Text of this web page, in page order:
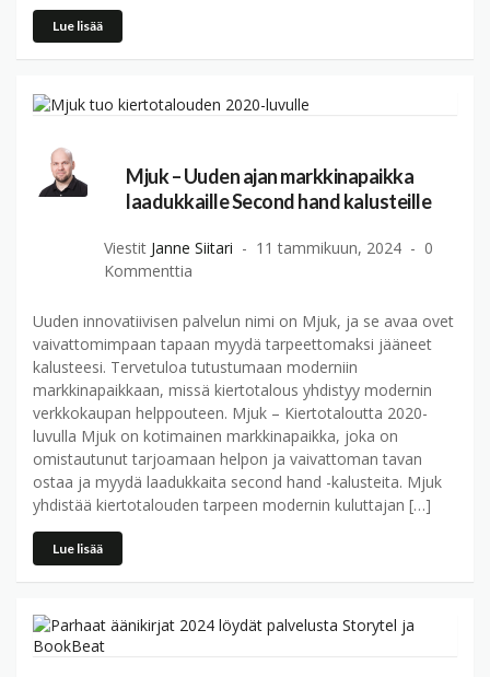
Lue lisää
Mjuk – Uuden ajan markkinapaikka
laadukkaille Second hand kalusteille
Viestit Janne Siitari 11 tammikuun, 2024
0
Kommenttia
Uuden innovatiivisen palvelun nimi on Mjuk, ja se avaa ovet
vaivattomimpaan tapaan myydä tarpeettomaksi jääneet
kalusteesi. Tervetuloa tutustumaan moderniin
markkinapaikkaan, missä kiertotalous yhdistyy modernin
verkkokaupan helppouteen. Mjuk – Kiertotaloutta 2020-
luvulla Mjuk on kotimainen markkinapaikka, joka on
omistautunut tarjoamaan helpon ja vaivattoman tavan
ostaa ja myydä laadukkaita second hand -kalusteita. Mjuk
yhdistää kiertotalouden tarpeen modernin kuluttajan […]
Lue lisää